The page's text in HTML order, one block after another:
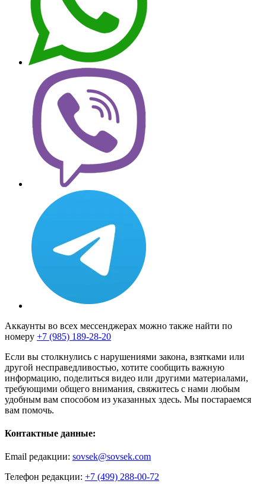
Аккаунты во всех мессенджерах можно также найти по
номеру +7 (985) 189-28-20
Если вы столкнулись с нарушениями закона, взятками или
другой несправедливостью, хотите сообщить важную
информацию, поделиться видео или другими материалами,
требующими общего внимания, свяжитесь с нами любым
удобным вам способом из указанных здесь. Мы постараемся
вам помочь.
Контактные данные:
Email редакции: sovsek@sovsek.com
Телефон редакции: +7 (499) 288-00-72